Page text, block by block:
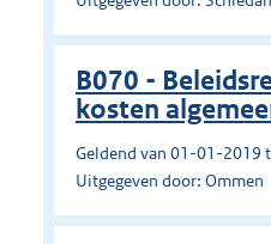
B070 -
kosten
Geldend van 01-01-2019
Uitgegeven door: Ommen